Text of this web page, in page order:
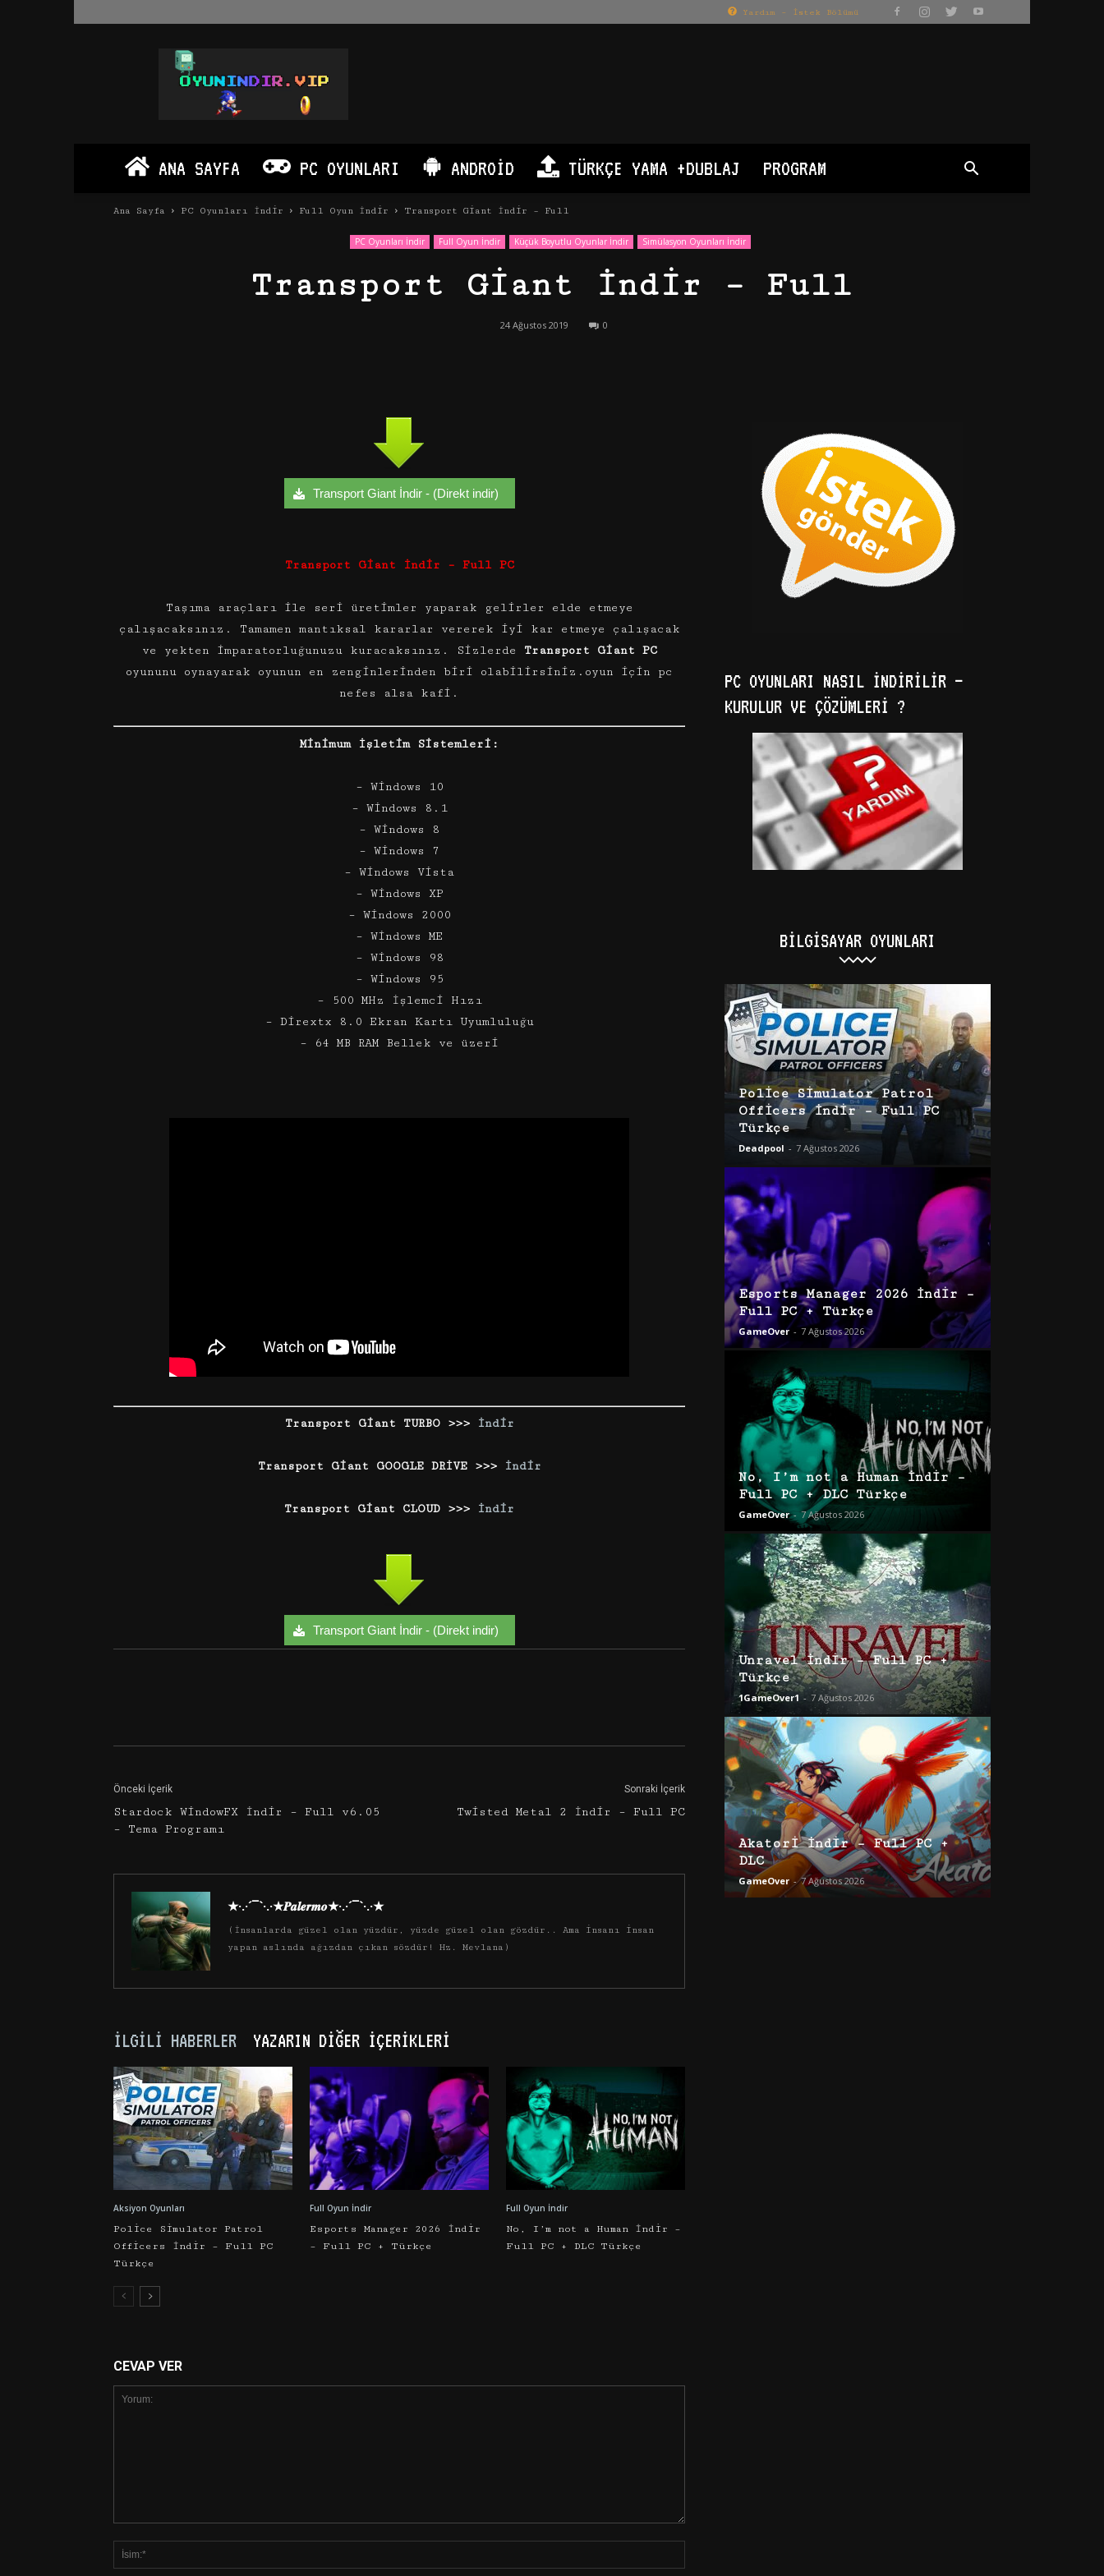
Yardım – İstek Bölümü
Oyun
İndir
PC
Android
ANA SAYFA PC OYUNLARI ANDROID TÜRKÇE YAMA +DUBLAJ PROGRAM
Ana Sayfa PC Oyunları İndir Full Oyun İndir Transport Giant İndir – Full
PC Oyunları İndir Full Oyun İndir Küçük Boyutlu Oyunlar İndir Simülasyon Oyunları İndir
Transport Giant İndir – Full
24 Ağustos 2019 0
Transport Giant İndir - (Direkt indir)
Transport Giant İndir – Full PC
Taşıma araçları ile seri üretimler yaparak gelirler elde etmeye
çalışacaksınız. Tamamen mantıksal kararlar vererek iyi kar etmeye çalışacak
ve yekten imparatorluğunuzu kuracaksınız. Sizlerde Transport Giant PC
oyununu oynayarak oyunun en zenginlerinden biri olabilirsiniz.oyun için pc
nefes alsa kafi.
Minimum İşletim Sistemleri:
– Windows 10
– Windows 8.1
– Windows 8
– Windows 7
– Windows Vista
– Windows XP
– Windows 2000
– Windows ME
– Windows 98
– Windows 95
– 500 MHz İşlemci Hızı
– Dirextx 8.0 Ekran Kartı Uyumluluğu
– 64 MB RAM Bellek ve üzeri
Transport Giant TURBO >>>İndir
Transport Giant GOOGLE DRİVE >>>İndir
Transport Giant CLOUD >>> İndir
Transport Giant İndir - (Direkt indir)
Önceki İçerik
Stardock WindowFX İndir – Full v6.05
– Tema Programı
Sonraki İçerik
Twisted Metal 2 İndir – Full PC
★·.·´¯`·.·★𝑷𝒂𝒍𝒆𝒓𝒎𝒐★·.·´¯`·.·★
(İnsanlarda güzel olan yüzdür, yüzde güzel olan gözdür.. Ama insanı insan
yapan aslında ağızdan çıkan sözdür! Hz. Mevlana)
İLGILI HABERLER YAZARIN DIĞER İÇERIKLERI
Aksiyon Oyunları
Police Simulator Patrol
Officers İndir – Full PC
Türkçe
Full Oyun İndir
Esports Manager 2026 İndir
– Full PC + Türkçe
Full Oyun İndir
No, I’m not a Human İndir –
Full PC + DLC Türkçe
CEVAP VER
PC OYUNLARI NASIL İNDIRILIR –
KURULUR VE ÇÖZÜMLERI ?
BILGISAYAR OYUNLARI
Police Simulator Patrol
Officers İndir – Full PC
Türkçe
Deadpool - 7 Ağustos 2026
Esports Manager 2026 İndir –
Full PC + Türkçe
GameOver - 7 Ağustos 2026
No, I’m not a Human İndir –
Full PC + DLC Türkçe
GameOver - 7 Ağustos 2026
Unravel İndir – Full PC +
Türkçe
1GameOver1 - 7 Ağustos 2026
Akatori İndir – Full PC +
DLC
GameOver - 7 Ağustos 2026